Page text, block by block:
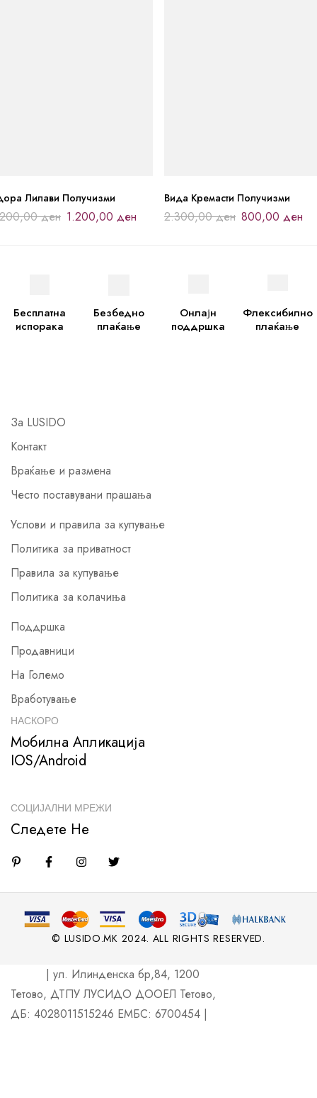
Лилави Получизми
ден 1.200,00 ден
Вида Кремасти Получизми
2.300,00ден 800,00 ден
Бесплатна
испорака
Безбедно
плаќање
Онлајн
поддршка
Флексибилно
плаќање
За LUSIDO
Контакт
Враќање и размена
Често поставувани прашања
Услови и правила за купување
Политика за приватност
Правила за купување
Политика за колачиња
Поддршка
Продавници
На Големо
Вработување
НАСКОРО
Мобилна Апликација
IOS/Android
СОЦИЈАЛНИ МРЕЖИ
Следете Не
© LUSIDO.MK 2024. ALL RIGHTS RESERVED.
| ул. Илинденска бр,84, 1200
Тетово, ДТПУ ЛУСИДО ДООЕЛ Тетово,
ДБ: 4028011515246 ЕМБС: 6700454 |